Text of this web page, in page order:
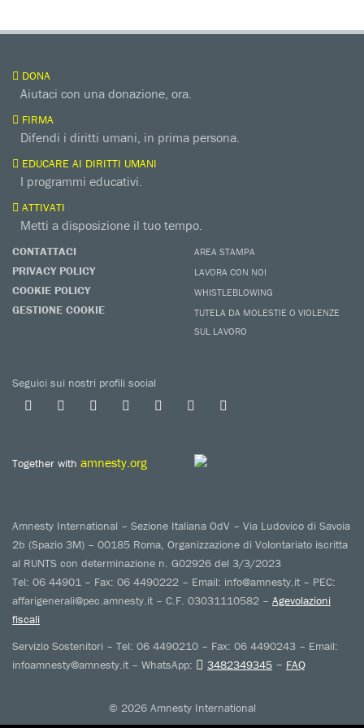
DONA
Aiutaci con una donazione, ora.
FIRMA
Difendi i diritti umani, in prima persona.
EDUCARE AI DIRITTI UMANI
I programmi educativi.
ATTIVATI
Metti a disposizione il tuo tempo.
CONTATTACI
PRIVACY POLICY
COOKIE POLICY
GESTIONE COOKIE
AREA STAMPA
LAVORA CON NOI
WHISTLEBLOWING
TUTELA DA MOLESTIE O VIOLENZE
SUL LAVORO
Seguici sui nostri profili social
Together with amnesty.org
Amnesty International – Sezione Italiana OdV – Via Ludovico di Savoia
2b (Spazio 3M) – 00185 Roma, Organizzazione di Volontariato iscritta
al RUNTS con determinazione n. G02926 del 3/3/2023
Tel: 06 44901 – Fax: 06 4490222 – Email: info@amnesty.it – PEC:
affarigenerali@pec.amnesty.it – C.F. 03031110582 – Agevolazioni
fiscali
Servizio Sostenitori – Tel: 06 4490210 – Fax: 06 4490243 – Email:
infoamnesty@amnesty.it – WhatsApp:
3482349345 – FAQ
© 2026 Amnesty International